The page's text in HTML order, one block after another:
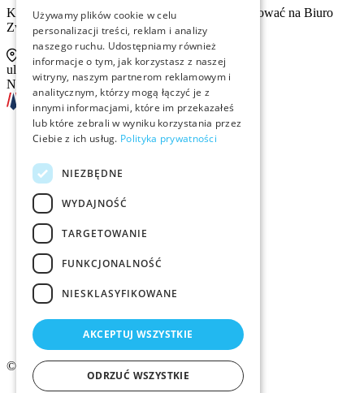
Kontakt tradycyjną drogą pocztową prosimy kierować na Biuro
Związku:
ul. Sienna 93 lok. 2, 00-815 Warszawa
NIP: 526-13-30-874
Szkolenia
Rekrutacja
Członkostwo
Kontakt
© 2026 ZMiD.org.pl
Używamy plików cookie w celu
personalizacji treści, reklam i analizy
naszego ruchu. Udostępniamy również
informacje o tym, jak korzystasz z naszej
witryny, naszym partnerom reklamowym i
analitycznym, którzy mogą łączyć je z
innymi informacjami, które im przekazałeś
lub które zebrali w wyniku korzystania przez
Ciebie z ich usług. Polityka prywatności
NIEZBĘDNE
WYDAJNOŚĆ
TARGETOWANIE
FUNKCJONALNOŚĆ
NIESKLASYFIKOWANE
AKCEPTUJ WSZYSTKIE
ODRZUĆ WSZYSTKIE